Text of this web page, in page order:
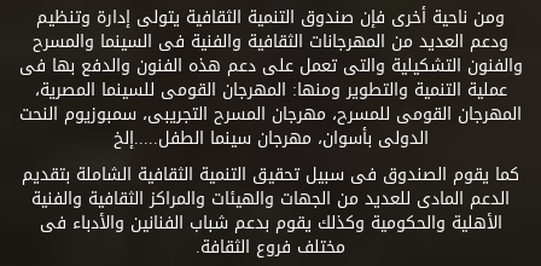
ومن ناحية أخرى فإن صندوق التنمية الثقافية يتولى إدارة وتنظيم
ودعم العديد من المهرجانات الثقافية والفنية فى السينما والمسرح
والفنون التشكيلية والتى تعمل على دعم هذه الفنون والدفع بها فى
عملية التنمية والتطوير ومنها: المهرجان القومى للسينما المصرية،
المهرجان القومى للمسرح، مهرجان المسرح التجريبى، سمبوزيوم النحت
الدولى بأسوان، مهرجان سينما الطفل.....إلخ
كما يقوم الصندوق فى سبيل تحقيق التنمية الثقافية الشاملة بتقديم
الدعم المادى للعديد من الجهات والهيئات والمراكز الثقافية والفنية
الأهلية والحكومية وكذلك يقوم بدعم شباب الفنانين والأدباء فى
مختلف فروع الثقافة.